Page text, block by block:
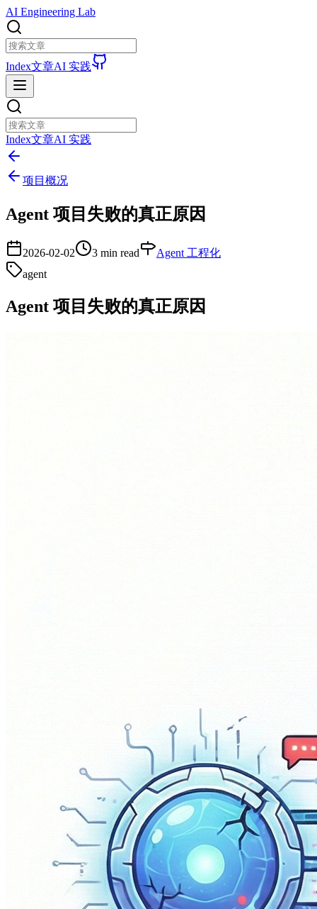
AI Engineering Lab
Index文章AI 实践
Index文章AI 实践
项目概况
Agent 项目失败的真正原因
2026-02-02 3 min read
Agent 工程化
agent
Agent 项目失败的真正原因